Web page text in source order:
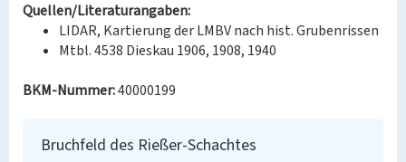
Quellen/Literaturangaben:
LIDAR, Kartierung der LMBV nach hist. Grubenrissen
Mtbl. 4538 Dieskau 1906, 1908, 1940
BKM-Nummer:40000199
Bruchfeld des Rießer-Schachtes